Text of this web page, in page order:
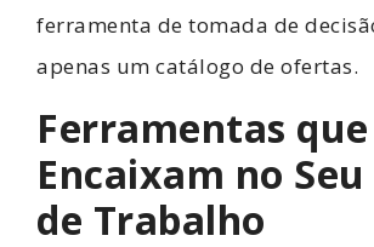
ferramenta de tomada de
apenas um catálogo de ofertas.
Ferramentas que
Encaixam no
de Trabalho